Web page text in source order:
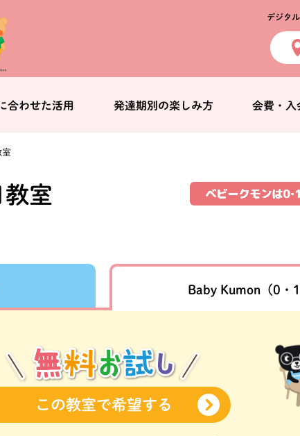
デジタ
合わせた活用 発達期別の楽しみ方 会費・入
室
室
Baby Kumon （0・
この教室で希望する